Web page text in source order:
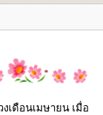
เดือนเมษายน เมื่อ